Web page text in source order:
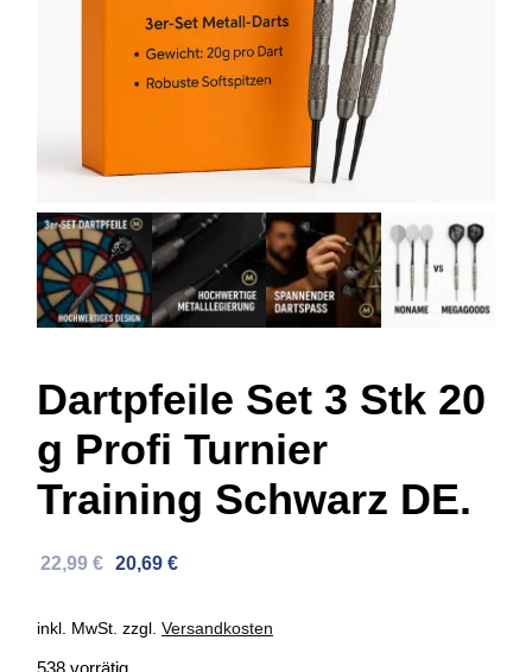
Dartpfeile Set 3 Stk 20
g Profi Turnier
Training Schwarz DE.
Ursprünglicher
war:
22,99 € Aktueller
ist:
20,69 €
inkl. MwSt. zzgl. Versandkosten